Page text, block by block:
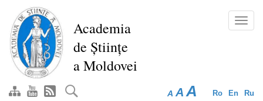
Перейти
основному
содержанию
Academia
de Științe
a Moldovei
Ro En Ru
A A A